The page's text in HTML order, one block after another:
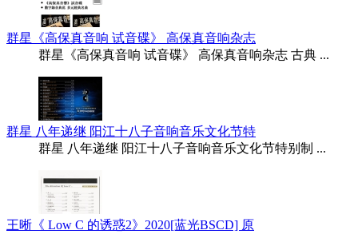
群星《高保真音响 试音碟》 高保真音响杂志
群星《高保真音响 试音碟》 高保真音响杂志 古典 ...
群星 八年递继 阳江十八子音响音乐文化节特
群星 八年递继 阳江十八子音响音乐文化节特别制 ...
王晰《 Low C 的诱惑2》2020[蓝光BSCD] 原